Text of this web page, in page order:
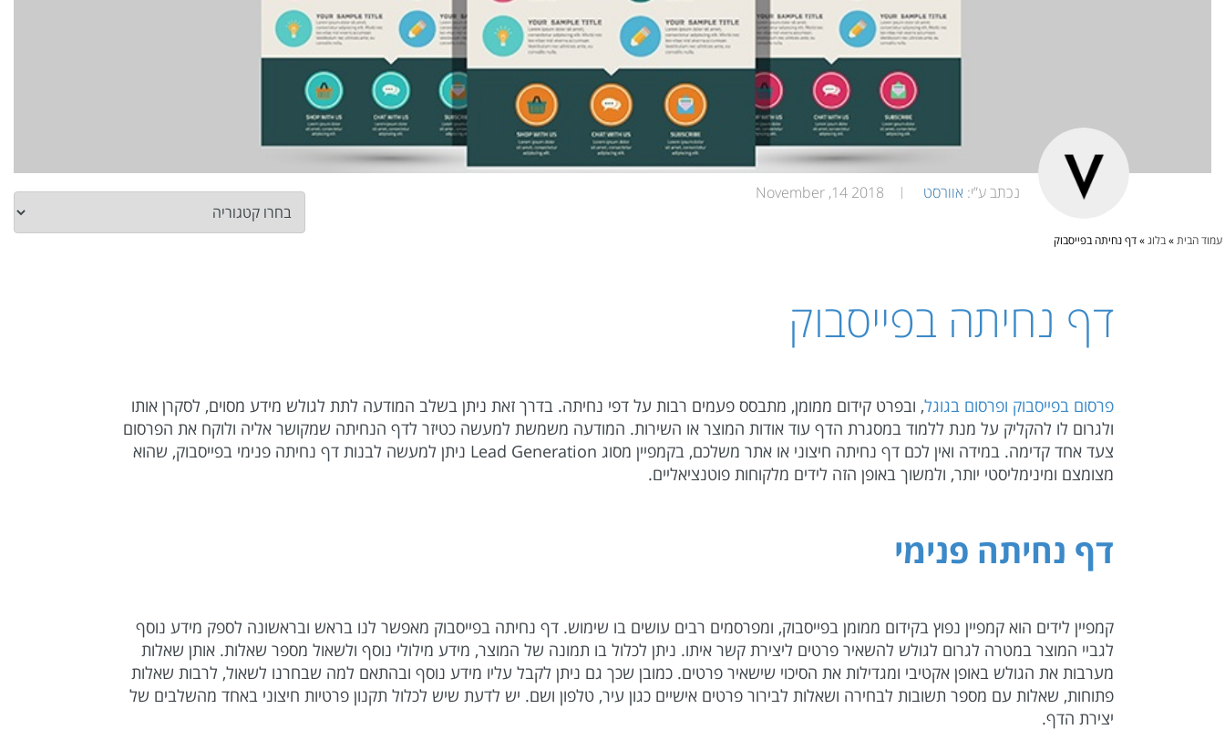
נכתב ע”י: אוורסט |
2018 14, November
עמוד הבית»בלוג»דף נחיתה בפייסבוק
דף נחיתה בפייסבוק
פרסום בפייסבוק ופרסום בגוגל, ובפרט קידום ממומן, מתבסס פעמים רבות על דפי נחיתה. בדרך זאת ניתן בשלב המודעה לתת לגולש מידע מסוים, לסקרן אותו
ולגרום לו להקליק על מנת ללמוד במסגרת הדף עוד אודות המוצר או השירות. המודעה משמשת למעשה כטיזר לדף הנחיתה שמקושר אליה ולוקח את הפרסום
צעד אחד קדימה. במידה ואין לכם דף נחיתה חיצוני או אתר משלכם, בקמפיין מסוג Lead Generation ניתן למעשה לבנות דף נחיתה פנימי בפייסבוק, שהוא
מצומצם ומינימליסטי יותר, ולמשוך באופן הזה לידים מלקוחות פוטנציאליים.
דף נחיתה פנימי
קמפיין לידים הוא קמפיין נפוץ בקידום ממומן בפייסבוק, ומפרסמים רבים עושים בו שימוש. דף נחיתה בפייסבוק מאפשר לנו בראש ובראשונה לספק מידע נוסף
לגביי המוצר במטרה לגרום לגולש להשאיר פרטים ליצירת קשר איתו. ניתן לכלול בו תמונה של המוצר, מידע מילולי נוסף ולשאול מספר שאלות. אותן שאלות
מערבות את הגולש באופן אקטיבי ומגדילות את הסיכוי שישאיר פרטים. כמובן שכך גם ניתן לקבל עליו מידע נוסף ובהתאם למה שבחרנו לשאול, לרבות שאלות
פתוחות, שאלות עם מספר תשובות לבחירה ושאלות לבירור פרטים אישיים כגון עיר, טלפון ושם. יש לדעת שיש לכלול תקנון פרטיות חיצוני באחד מהשלבים של
יצירת הדף.